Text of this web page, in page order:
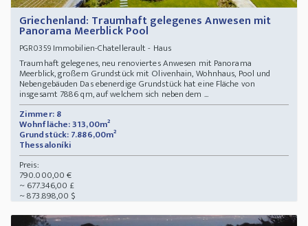
Griechenland: Traumhaft gelegenes Anwesen mit
Panorama Meerblick Pool
PGR0359Immobilien-Chatellerault - Haus
Traumhaft gelegenes, neu renoviertes Anwesen mit Panorama
Meerblick, großem Grundstück mit Olivenhain, Wohnhaus, Pool und
Nebengebäuden Das ebenerdige Grundstück hat eine Fläche von
insgesamt 7886 qm, auf welchem sich neben dem ...
Zimmer: 8
Wohnfläche: 313,00m²
Grundstück: 7.886,00m²
Thessaloníki
Preis:
790.000,00 €
~ 677.346,00 £
~ 873.898,00 $